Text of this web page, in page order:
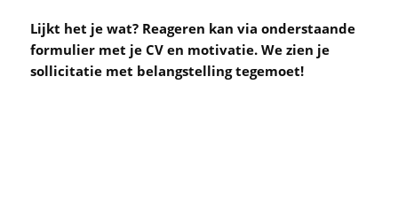
Lijkt het je wat? Reageren kan via onderstaande
formulier met je CV en motivatie. We zien je
sollicitatie met belangstelling tegemoet!